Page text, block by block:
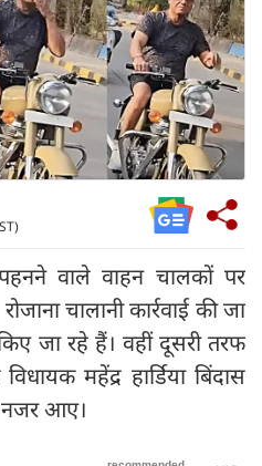
वाले वाहन चालकों पर
चालानी कार्रवाई की जा
जा रहे हैं। वहीं दूसरी तरफ
महेंद्र हार्डिया बिंदास
आए।